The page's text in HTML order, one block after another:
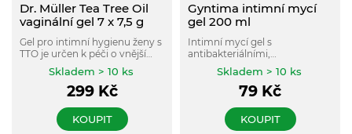
Dr. Müller Tea Tree Oil
vaginální gel 7 x 7,5 g
Gel pro intimní hygienu ženy s
TTO je určen k péči o vnější
pohlavní orgány ženy.
Skladem > 10 ks
299Kč
KOUPIT
Gyntima intimní mycí
gel 200 ml
Intimní mycí gel s
antibakteriálními,
antimykotickými a
protizánětlivými účinky.
Skladem > 10 ks
79 Kč
KOUPIT